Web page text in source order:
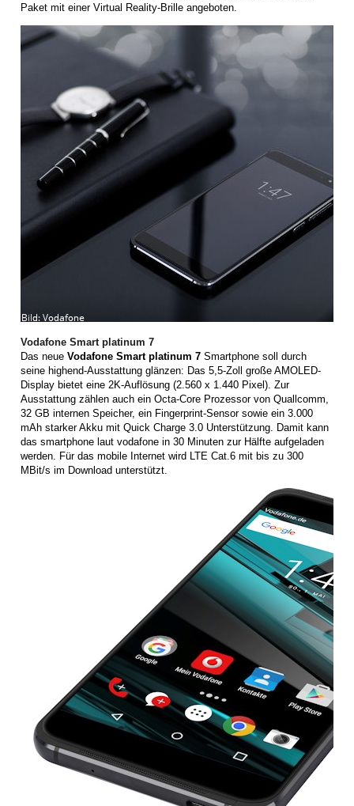
Paket mit einer Virtual Reality-Brille angeboten.
Vodafone Smart platinum 7
Das neue Vodafone Smart platinum 7 Smartphone soll durch
seine highend-Ausstattung glänzen: Das 5,5-Zoll große AMOLED-
Display bietet eine 2K-Auflösung (2.560 x 1.440 Pixel). Zur
Ausstattung zählen auch ein Octa-Core Prozessor von Quallcomm,
32 GB internen Speicher, ein Fingerprint-Sensor sowie ein 3.000
mAh starker Akku mit Quick Charge 3.0 Unterstützung. Damit kann
das smartphone laut vodafone in 30 Minuten zur Hälfte aufgeladen
werden. Für das mobile Internet wird LTE Cat.6 mit bis zu 300
MBit/s im Download unterstützt.